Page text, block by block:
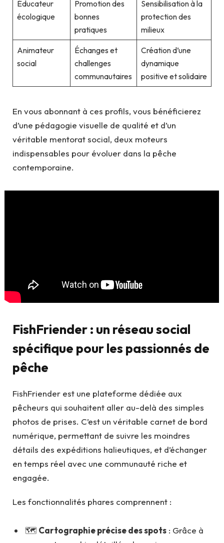
Éducateur
écologique
Promotion des
bonnes
pratiques
Sensibilisation à la
protection des
milieux
Animateur
social
Échanges et
challenges
communautaires
Création d’une
dynamique
positive et solidaire
En vous abonnant à ces profils, vous bénéficierez
d’une pédagogie visuelle de qualité et d’un
véritable mentorat social, deux moteurs
indispensables pour évoluer dans la pêche
contemporaine.
FishFriender : un réseau social
spécifique pour les passionnés de
pêche
FishFriender est une plateforme dédiée aux
pêcheurs qui souhaitent aller au-delà des simples
photos de prises. C’est un véritable carnet de bord
numérique, permettant de suivre les moindres
détails des expéditions halieutiques, et d’échanger
en temps réel avec une communauté riche et
engagée.
Les fonctionnalités phares comprennent :
🗺️ Cartographie précise des spots : Grâce à